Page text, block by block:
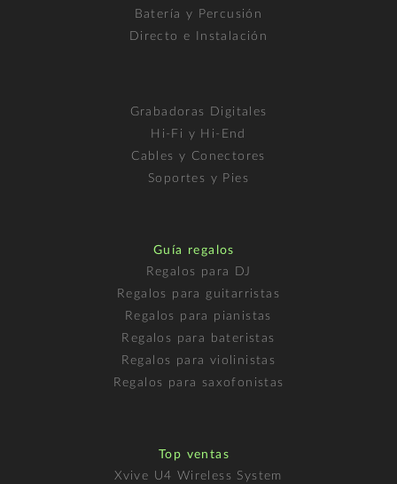
Batería y Percusión
Directo e Instalación
Grabadoras Digitales
Hi-Fi y Hi-End
Cables y Conectores
Soportes y Pies
Guía regalos
Regalos para DJ
Regalos para guitarristas
Regalos para pianistas
Regalos para bateristas
Regalos para violinistas
Regalos para saxofonistas
Top ventas
Xvive U4 Wireless System